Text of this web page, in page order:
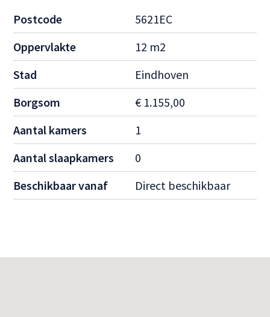
Postcode
5621EC
Oppervlakte
12 m2
Stad
Eindhoven
Borgsom
€ 1.155,00
Aantal kamers
1
Aantal slaapkamers
0
Beschikbaar vanaf
Direct beschikbaar